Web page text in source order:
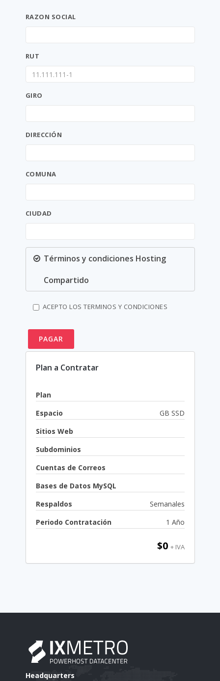
RAZON SOCIAL
RUT
GIRO
DIRECCIÓN
COMUNA
CIUDAD
Términos y condiciones Hosting
Compartido
ACEPTO LOS TERMINOS Y CONDICIONES
PAGAR
Plan a Contratar
Plan
Espacio
GB SSD
Sitios Web
Subdominios
Cuentas de Correos
Bases de Datos MySQL
Respaldos
Semanales
Periodo Contratación
1 Año
$0 + IVA
Headquarters